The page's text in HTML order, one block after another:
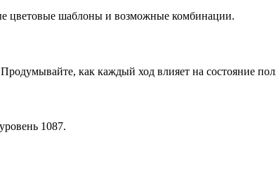
цветовые шаблоны и возможные комбинации.
как каждый ход влияет на состояние
1087.